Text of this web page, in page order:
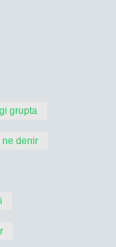
grupta
ne denir